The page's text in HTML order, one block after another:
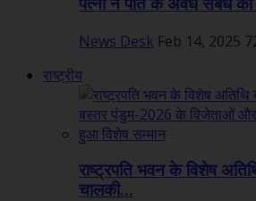
पत्नी ने पति के अवैध संबंध का
News Desk Feb 14, 2025
राष्ट्रीय
राष्ट्रपति भवन के विशेष
चालकी...